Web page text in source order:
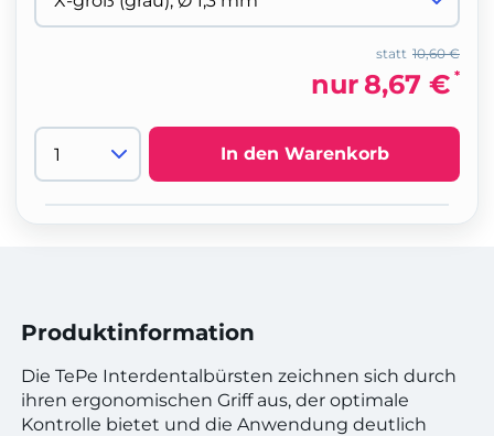
10,60 €
statt
nur 8,67 € *
In den Warenkorb
Produktinformation
Die TePe Interdentalbürsten zeichnen sich durch
ihren ergonomischen Griff aus, der optimale
Kontrolle bietet und die Anwendung deutlich